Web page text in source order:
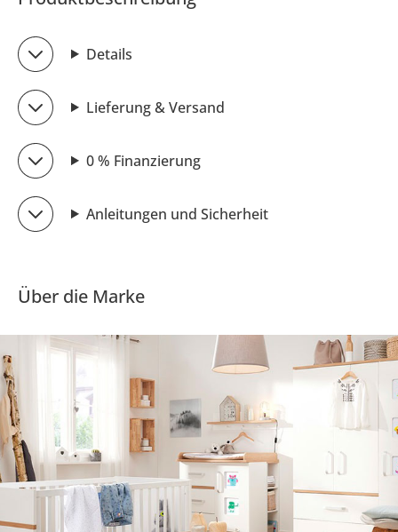
Details
Lieferung & Versand
0 % Finanzierung
Anleitungen und Sicherheit
Über die Marke